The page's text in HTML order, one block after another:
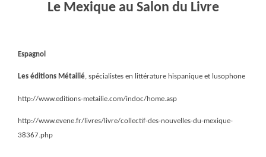
Le Mexique au Salon du Livre
Espagnol
Les éditions Métailié, spécialistes en littérature hispanique et lusophone
http://www.editions-metailie.com/indoc/home.asp
http://www.evene.fr/livres/livre/collectif-des-nouvelles-du-mexique-
38367.php